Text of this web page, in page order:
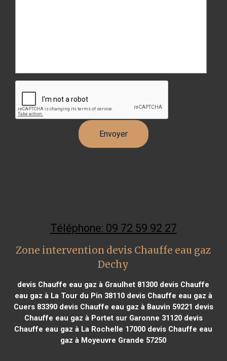
Téléphone: 09 72 59 92 27
Zone intervention devis Chauffe eau gaz
Dechy
devis Chauffe eau gaz à Graulhet 81300 devis Chauffe
eau gaz à La Tour du Pin 38110devis Chauffe eau gaz à
Cuers 83390devis Chauffe eau gaz à Bauvin 59221 devis
Chauffe eau gaz à Portet sur Garonne 31120devis
Chauffe eau gaz à La Rochelle 17000 devis Chauffe eau
gaz à Moyeuvre Grande 57250